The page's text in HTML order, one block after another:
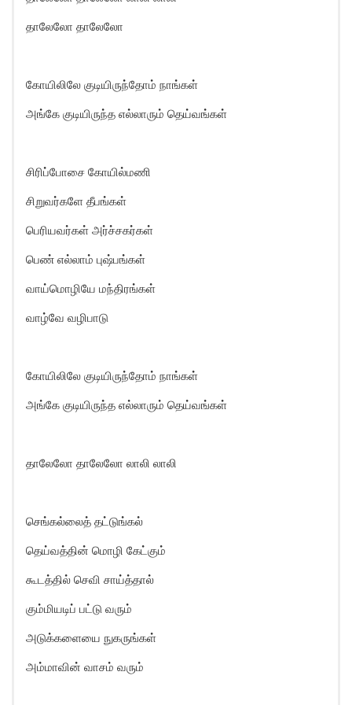
தாலேலோ தாலேலோ
கோயிலிலே குடியிருந்தோம் நாங்கள்
அங்கே குடியிருந்த எல்லாரும் தெய்வங்கள்
சிரிப்போசை கோயில்மணி
சிறுவர்களே தீபங்கள்
பெரியவர்கள் அர்ச்சகர்கள்
பெண் எல்லாம் புஷ்பங்கள்
வாய்மொழியே மந்திரங்கள்
வாழ்வே வழிபாடு
கோயிலிலே குடியிருந்தோம் நாங்கள்
அங்கே குடியிருந்த எல்லாரும் தெய்வங்கள்
தாலேலோ தாலேலோ லாலி லாலி
செங்கல்லைத் தட்டுங்கல்
தெய்வத்தின் மொழி கேட்கும்
கூடத்தில் செவி சாய்த்தால்
கும்மியடிப் பட்டு வரும்
அடுக்களையை நுகருங்கள்
அம்மாவின் வாசம் வரும்